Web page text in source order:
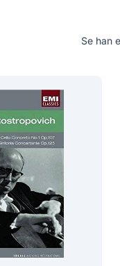
Se han